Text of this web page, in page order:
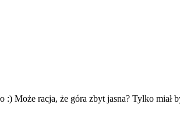
Może racja, że góra zbyt jasna? Tylko miał